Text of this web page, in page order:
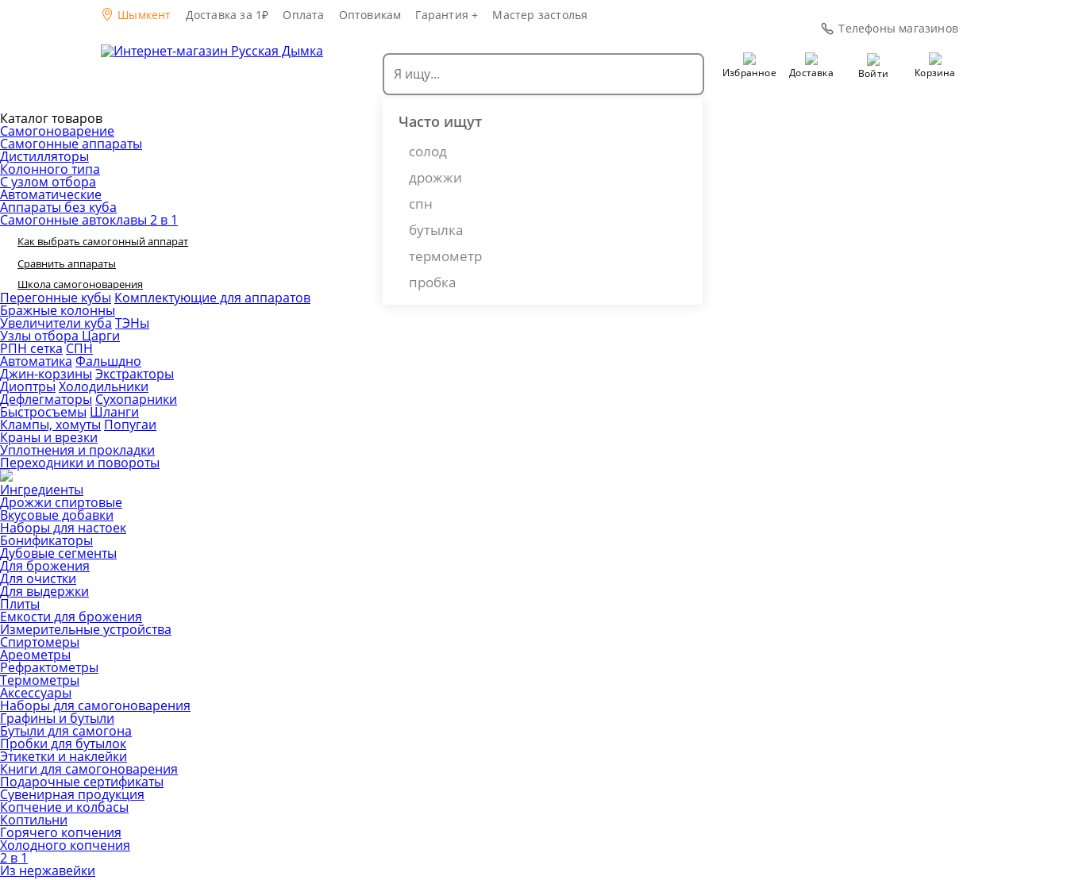
Шымкент Доставка за 1₽ Оплата Оптовикам Гарантия +
Мастер застолья
Телефоны магазинов
Часто ищут
солод
дрожжи
спн
бутылка
термометр
пробка
Избранное Доставка Войти Корзина
Каталог товаров
Самогоноварение
Самогонные аппараты
Дистилляторы
Колонного типа
С узлом отбора
Автоматические
Аппараты без куба
Самогонные автоклавы 2 в 1
Как выбрать самогонный аппарат
Сравнить аппараты
Школа самогоноварения
Перегонные кубы Комплектующие для аппаратов
Бражные колонны
Увеличители куба ТЭНы
Узлы отбора Царги
РПН сетка СПН
Автоматика Фальшдно
Джин-корзины Экстракторы
Диоптры Холодильники
Дефлегматоры Сухопарники
Быстросъемы Шланги
Клампы, хомуты Попугаи
Краны и врезки
Уплотнения и прокладки
Переходники и повороты
Ингредиенты
Дрожжи спиртовые
Вкусовые добавки
Наборы для настоек
Бонификаторы
Дубовые сегменты
Для брожения
Для очистки
Для выдержки
Плиты
Емкости для брожения
Измерительные устройства
Спиртомеры
Ареометры
Рефрактометры
Термометры
Аксессуары
Наборы для самогоноварения
Графины и бутыли
Бутыли для самогона
Пробки для бутылок
Этикетки и наклейки
Книги для самогоноварения
Подарочные сертификаты
Сувенирная продукция
Копчение и колбасы
Коптильни
Горячего копчения
Холодного копчения
2 в 1
Из нержавейки